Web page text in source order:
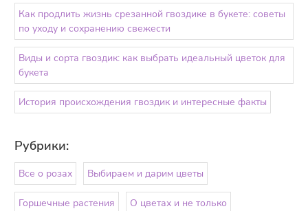
Как продлить жизнь срезанной гвоздике в букете: советы
по уходу и сохранению свежести
Виды и сорта гвоздик: как выбрать идеальный цветок для
букета
История происхождения гвоздик и интересные факты
Рубрики:
Все о розах Выбираем и дарим цветы
Горшечные растения О цветах и не только